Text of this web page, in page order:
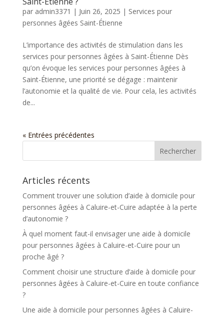
par admin3371 | Juin 26, 2025 | Services pour
personnes âgées Saint-Étienne
L’importance des activités de stimulation dans les
services pour personnes âgées à Saint-Étienne Dès
qu’on évoque les services pour personnes âgées à
Saint-Étienne, une priorité se dégage : maintenir
l’autonomie et la qualité de vie. Pour cela, les activités
de...
« Entrées précédentes
Articles récents
Comment trouver une solution d’aide à domicile pour
personnes âgées à Caluire-et-Cuire adaptée à la perte
d’autonomie ?
À quel moment faut-il envisager une aide à domicile
pour personnes âgées à Caluire-et-Cuire pour un
proche âgé ?
Comment choisir une structure d’aide à domicile pour
personnes âgées à Caluire-et-Cuire en toute confiance
?
Une aide à domicile pour personnes âgées à Caluire-